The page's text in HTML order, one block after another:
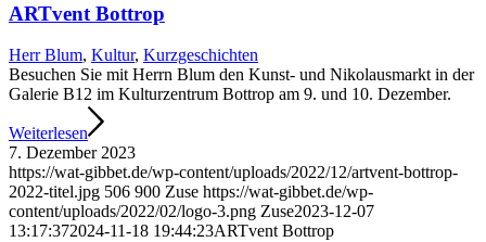
ARTvent Bottrop
Herr Blum, Kultur, Kurzgeschichten
Besuchen Sie mit Herrn Blum den Kunst- und Nikolausmarkt in der
Galerie B12 im Kulturzentrum Bottrop am 9. und 10. Dezember.
Weiterlesen
7. Dezember 2023
https://wat-gibbet.de/wp-content/uploads/2022/12/artvent-bottrop-
2022-titel.jpg 506 900 Zuse https://wat-gibbet.de/wp-
content/uploads/2022/02/logo-3.png Zuse2023-12-07
13:17:372024-11-18 19:44:23ARTvent Bottrop